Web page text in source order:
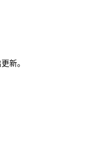
新。